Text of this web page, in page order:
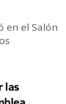
en el Salón
las